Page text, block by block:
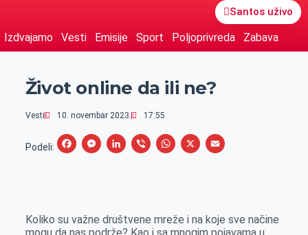
Santos uživo
Izdvajamo Vesti Emisije Sport Poljoprivreda Zabava
Život online da ili ne?
Vesti 10. novembar 2023. 17:55
Podeli:
F
b
M
e
L
e
V
r
W
s
X
E
l
Koliko su važne društvene mreže i na koje sve načine